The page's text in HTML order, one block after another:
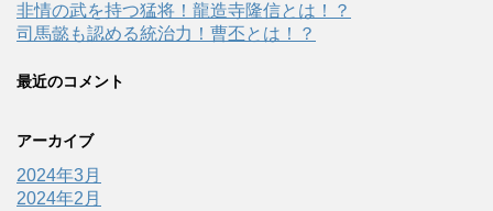
非情の武を持つ猛将！龍造寺隆信とは！？
司馬懿も認める統治力！曹丕とは！？
最近のコメント
アーカイブ
2024年3月
2024年2月